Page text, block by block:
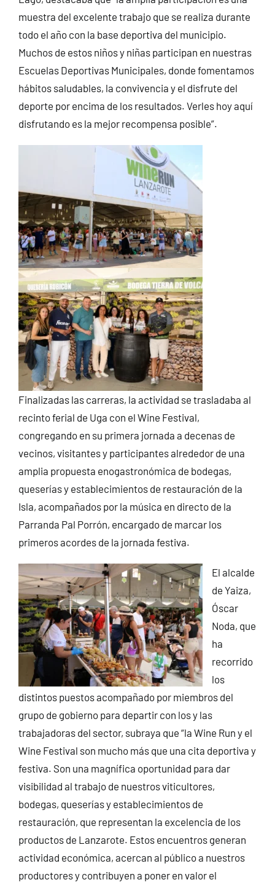
muestra del excelente trabajo que se realiza durante
todo el año con la base deportiva del municipio.
Muchos de estos niños y niñas participan en nuestras
Escuelas Deportivas Municipales, donde fomentamos
hábitos saludables, la convivencia y el disfrute del
deporte por encima de los resultados. Verles hoy aquí
disfrutando es la mejor recompensa posible”.
Finalizadas las carreras, la actividad se trasladaba al
recinto ferial de Uga con el Wine Festival,
congregando en su primera jornada a decenas de
vecinos, visitantes y participantes alrededor de una
amplia propuesta enogastronómica de bodegas,
queserías y establecimientos de restauración de la
Isla, acompañados por la música en directo de la
Parranda Pal Porrón, encargado de marcar los
primeros acordes de la jornada festiva.
El alcalde
de Yaiza,
Óscar
Noda, que
ha
recorrido
los
distintos puestos acompañado por miembros del
grupo de gobierno para departir con los y las
trabajadoras del sector, subraya que “la Wine Run y el
Wine Festival son mucho más que una cita deportiva y
festiva. Son una magnífica oportunidad para dar
visibilidad al trabajo de nuestros viticultores,
bodegas, queserías y establecimientos de
restauración, que representan la excelencia de los
productos de Lanzarote. Estos encuentros generan
actividad económica, acercan al público a nuestros
productores y contribuyen a poner en valor el